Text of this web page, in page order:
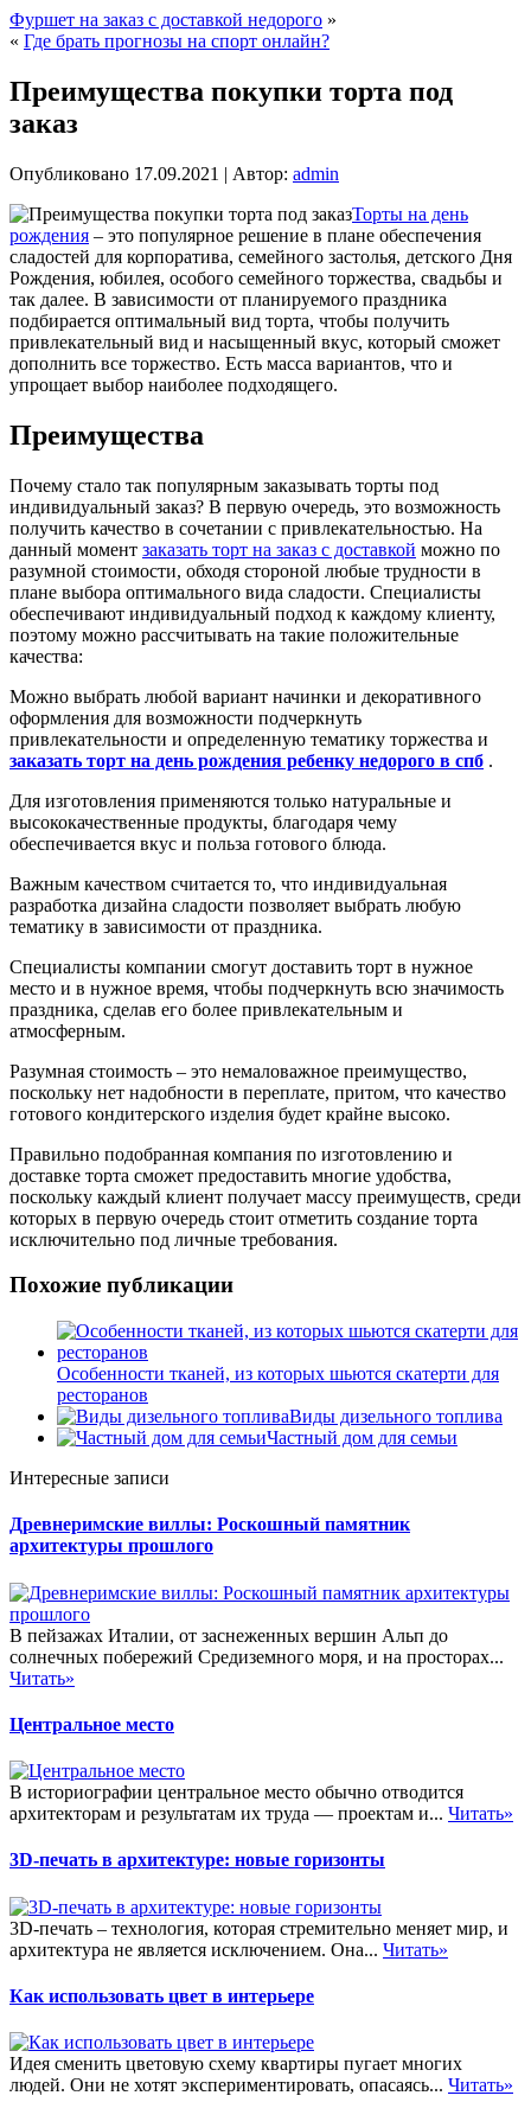
Фуршет на заказ с доставкой недорого »
« Где брать прогнозы на спорт онлайн?
Преимущества покупки торта под
заказ
Опубликовано 17.09.2021 | Автор: admin
Торты на день
рождения – это популярное решение в плане обеспечения
сладостей для корпоратива, семейного застолья, детского Дня
Рождения, юбилея, особого семейного торжества, свадьбы и
так далее. В зависимости от планируемого праздника
подбирается оптимальный вид торта, чтобы получить
привлекательный вид и насыщенный вкус, который сможет
дополнить все торжество. Есть масса вариантов, что и
упрощает выбор наиболее подходящего.
Преимущества
Почему стало так популярным заказывать торты под
индивидуальный заказ? В первую очередь, это возможность
получить качество в сочетании с привлекательностью. На
данный момент заказать торт на заказ с доставкой можно по
разумной стоимости, обходя стороной любые трудности в
плане выбора оптимального вида сладости. Специалисты
обеспечивают индивидуальный подход к каждому клиенту,
поэтому можно рассчитывать на такие положительные
качества:
Можно выбрать любой вариант начинки и декоративного
оформления для возможности подчеркнуть
привлекательности и определенную тематику торжества и
заказать торт на день рождения ребенку недорого в спб .
Для изготовления применяются только натуральные и
высококачественные продукты, благодаря чему
обеспечивается вкус и польза готового блюда.
Важным качеством считается то, что индивидуальная
разработка дизайна сладости позволяет выбрать любую
тематику в зависимости от праздника.
Специалисты компании смогут доставить торт в нужное
место и в нужное время, чтобы подчеркнуть всю значимость
праздника, сделав его более привлекательным и
атмосферным.
Разумная стоимость – это немаловажное преимущество,
поскольку нет надобности в переплате, притом, что качество
готового кондитерского изделия будет крайне высоко.
Правильно подобранная компания по изготовлению и
доставке торта сможет предоставить многие удобства,
поскольку каждый клиент получает массу преимуществ, среди
которых в первую очередь стоит отметить создание торта
исключительно под личные требования.
Похожие публикации
Особенности тканей, из которых шьются скатерти для
ресторанов
Виды дизельного топлива
Частный дом для семьи
Интересные записи
Древнеримские виллы: Роскошный памятник
архитектуры прошлого
В пейзажах Италии, от заснеженных вершин Альп до
солнечных побережий Средиземного моря, и на просторах...
Читать»
Центральное место
В историографии центральное место обычно отводится
архитекторам и результатам их труда — проектам и... Читать»
3D-печать в архитектуре: новые горизонты
3D-печать – технология, которая стремительно меняет мир, и
архитектура не является исключением. Она... Читать»
Как использовать цвет в интерьере
Идея сменить цветовую схему квартиры пугает многих
людей. Они не хотят экспериментировать, опасаясь... Читать»